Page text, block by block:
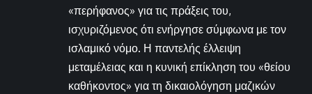
«περήφανος» για τις πράξεις του,
ισχυριζόμενος ότι ενήργησε σύμφωνα με τον
ισλαμικό νόμο. Η παντελής έλλειψη
μεταμέλειας και η κυνική επίκληση του «θείου
καθήκοντος» για τη δικαιολόγηση μαζικών